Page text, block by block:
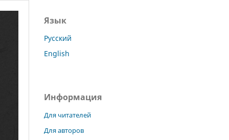
Язык
Русский
English
Информация
Для читателей
Для авторов